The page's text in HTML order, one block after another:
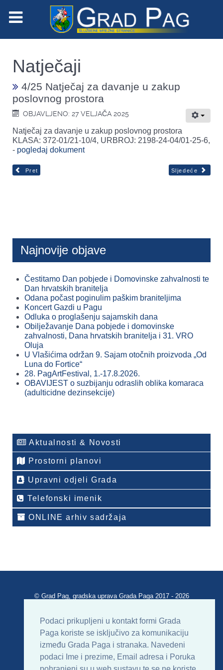
Podaci prikupljeni u kontakt formi Grada
Paga koriste se isključivo za komunikaciju
između Grada Paga i stranaka. Navedeni
podaci Ime i prezime, Email adresa i Poruka
Natječaji
4/25 Natječaj za davanje u zakup
poslovnog prostora
OBJAVLJENO: 27 VELJAČA 2025
Natječaj za davanje u zakup poslovnog prostora
KLASA: 372-01/21-10/4, URBROJ: 2198-24-04/01-25-6,
- pogledaj dokument
Pret Sljedeće
Najnovije objave
Čestitamo Dan pobjede i Domovinske zahvalnosti te
Dan hrvatskih branitelja
Odana počast poginulim paškim braniteljima
Koncert Gazdi u Pagu
Odluka o proglašenju sajamskih dana
Obilježavanje Dana pobjede i domovinske
zahvalnosti, Dana hrvatskih branitelja i 31. VRO
Oluja
U Vlašićima održan 9. Sajam otočnih proizvoda „Od
Luna do Fortice“
28. PagArtFestival, 1.-17.8.2026.
OBAVIJEST o suzbijanju odraslih oblika komaraca
(adulticidne dezinsekcije)
Aktualnosti & Novosti
Prostorni planovi
Upravni odjeli Grada
Telefonski imenik
ONLINE arhiv sadržaja
© Grad Pag, gradska uprava Grada Paga 2017 - 2026
Uvjeti korištenja Impressum
Kontakt
Sitemap
RSS